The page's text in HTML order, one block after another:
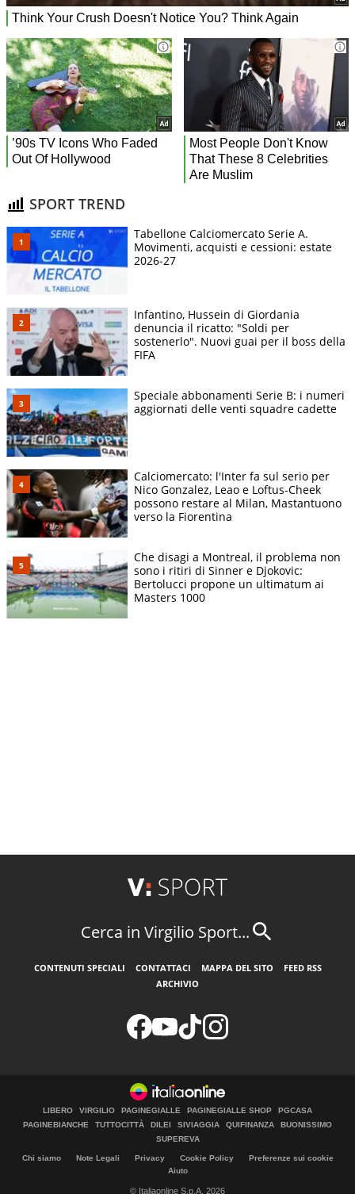
SPORT TREND
Tabellone Calciomercato Serie A.
Movimenti, acquisti e cessioni: estate
2026-27
Infantino, Hussein di Giordania
denuncia il ricatto: "Soldi per
sostenerlo". Nuovi guai per il boss della
FIFA
Speciale abbonamenti Serie B: i numeri
aggiornati delle venti squadre cadette
Calciomercato: l'Inter fa sul serio per
Nico Gonzalez, Leao e Loftus-Cheek
possono restare al Milan, Mastantuono
verso la Fiorentina
Che disagi a Montreal, il problema non
sono i ritiri di Sinner e Djokovic:
Bertolucci propone un ultimatum ai
Masters 1000
Cerca in Virgilio Sport...
CONTENUTI SPECIALI CONTATTACI MAPPA DEL SITO
FEED RSS
ARCHIVIO
LIBERO VIRGILIO PAGINEGIALLE PAGINEGIALLE SHOP
PGCASA
PAGINEBIANCHE
TUTTOCITTÀ DILEI SIVIAGGIA QUIFINANZA
BUONISSIMO
SUPEREVA
Chi siamo Note Legali Privacy Cookie Policy
Preferenze sui cookie
Aiuto
© Italiaonline S.p.A. 2026